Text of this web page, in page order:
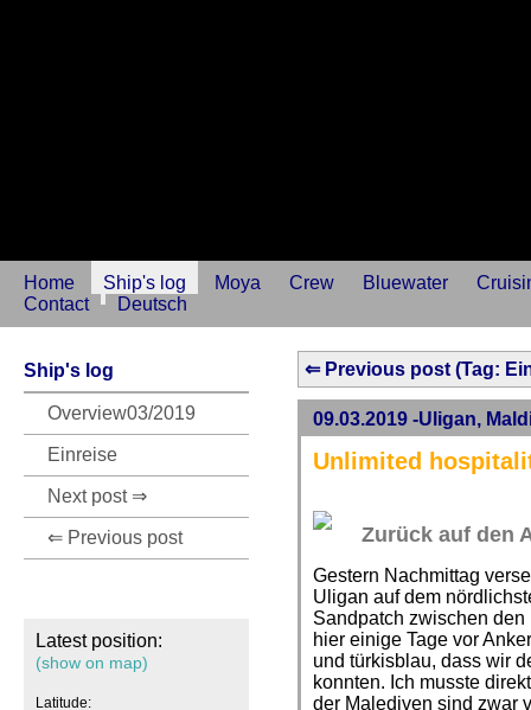
Home Ship's log Moya Crew Bluewater
Contact
Deutsch
Ship's log
Overview03/2019
Einreise
Next post ⇒
⇐ Previous post
Latest position:
(show on map)
Latitude:
⇐ Previous post (Tag:
09.03.2019 -Uligan,
Unlimited
Zurück auf den
Gestern Nachmittag
Uligan auf dem
Sandpatch zwischen den
hier einige Tage vor
und türkisblau, dass wir
konnten. Ich musste
der Malediven sind zwar